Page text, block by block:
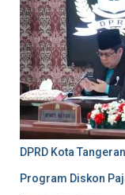
DPRD Kota
Program Diskon